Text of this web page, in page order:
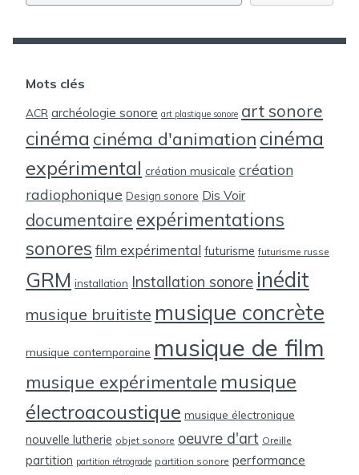
Mots clés
ACR archéologie sonore art plastique sonore art sonore
cinéma cinéma d'animation cinéma
expérimental création musicale création
radiophonique Design sonore Dis Voir
documentaire expérimentations
sonores film expérimental futurisme futurisme russe
GRM installation Installation sonore inédit
musique bruitiste musique concrète
musique contemporaine musique de film
musique expérimentale musique
électroacoustique musique électronique
nouvelle lutherie objet sonore oeuvre d'art Oreille
partition partition rétrograde partition sonore performance